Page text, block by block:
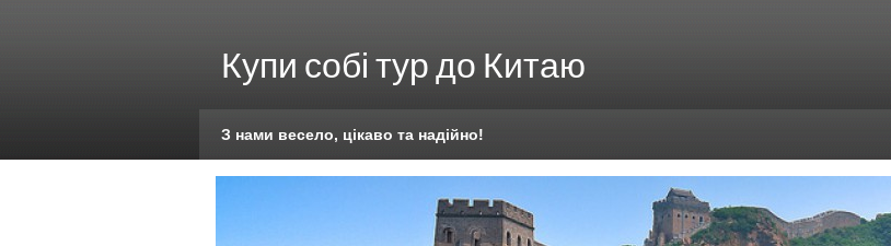
Купи собі тур до Китаю
З нами весело, цікаво та надійно!